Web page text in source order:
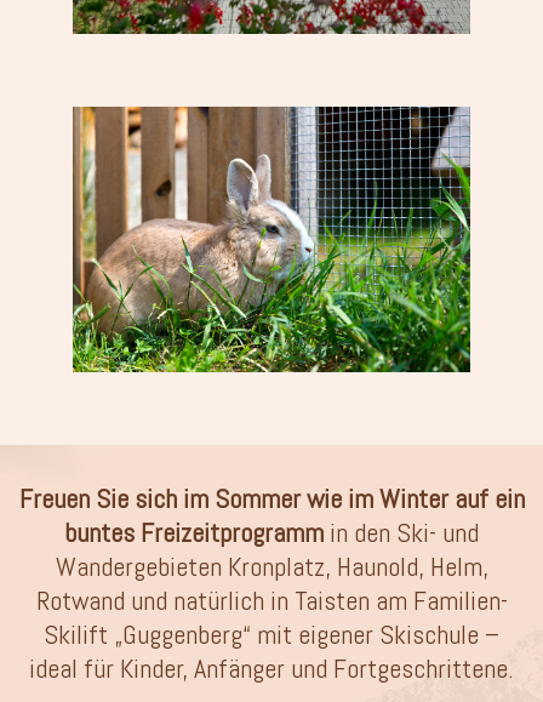
Freuen Sie sich im Sommer wie im Winter auf ein
buntes Freizeitprogramm in den Ski- und
Wandergebieten Kronplatz, Haunold, Helm,
Rotwand und natürlich in Taisten am Familien-
Skilift „Guggenberg“ mit eigener Skischule –
ideal für Kinder, Anfänger und Fortgeschrittene.